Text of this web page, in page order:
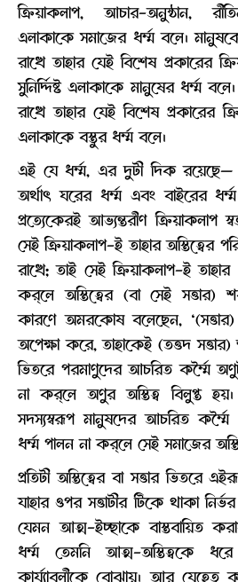
ক্রিয়াকলাপ, আচার-অনুষ্ঠান,
এলাকাকে সমাজের ধর্ম্ম বলে।
রাখে তাহার যেই বিশেষ প্রকারের
সুনির্দ্দিষ্ট এলাকাকে মানুষের ধর্ম্ম
রাখে তাহার যেই বিশেষ প্রকারের
এলাকাকে বস্তুর ধর্ম্ম বলে।
এই যে ধর্ম্ম, এর দুটী দিক রয়েছে—
অর্থাৎ ঘরের ধর্ম্ম এবং বাইরের
প্রত্যেকেরই আভ্যন্তরীণ ক্রিয়াকলাপ
সেই ক্ৰিয়াকলাপ-ই তাহার অস্তিত্বের
রাখে; তাই সেই ক্রিয়াকলাপ-ই তাহার
কর্‌লে অস্তিত্বের (বা সেই সত্তার)
কারণে অমরকোষ বলেছেন, ‘(সত্তার)
অপেক্ষা করে, তাহাকেই (তত্তদ
ভিতরে পরমাণুদের আচরিত কর্ম্মৈ
না কর্‌লে অণুর অস্তিত্ব বিলুপ্ত
সদস্যস্বরূপ মানুষদের আচরিত কর্ম্মৈ
ধর্ম্ম পালন না কর্‌লে সেই সমাজের
প্রতিটী অস্তিত্বের বা সত্তার ভিতরে
যাহার ওপর সত্তাটীর টিকে থাকা
যেমন আত্ম-ইচ্ছাকে বাস্তবায়িত
ধর্ম্ম তেমনি আত্ম-অস্তিত্বকে
কার্য্যাবলীকে বোঝায়। আর যেহেতু